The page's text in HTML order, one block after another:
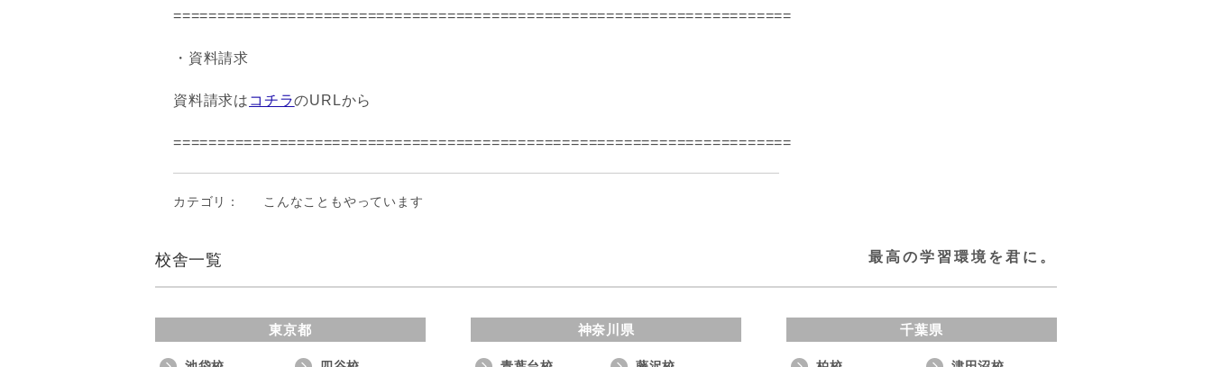
======================================================================
・資料請求
資料請求は コチラのURLから
======================================================================
カテゴリ： こんなこともやっています
校舎一覧 最高の学習環境を君に。
東京都 神奈川県 千葉県